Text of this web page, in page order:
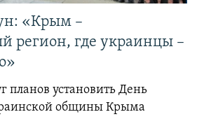
«Крым –
регион, где украинцы –
планов установить День
общины Крыма